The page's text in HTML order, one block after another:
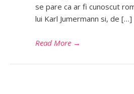
se pare ca ar fi cunoscut
lui Karl Jumermann si, de […]
Read More →